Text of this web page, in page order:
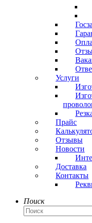
Услуги
Прайс
Отзывы
Новости
Доставка
Контакты
Поиск